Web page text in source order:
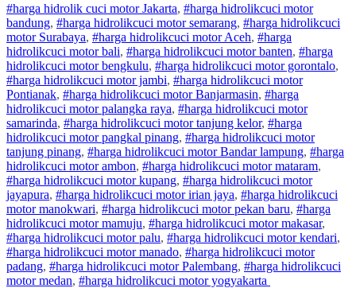
#harga hidrolik cuci motor Jakarta, #harga hidrolikcuci motor
bandung, #harga hidrolikcuci motorsemarang, #harga hidrolikcuci
motorSurabaya, #harga hidrolikcuci motorAceh, #harga
hidrolikcuci motorbali, #harga hidrolikcuci motorbanten, #harga
hidrolikcuci motorbengkulu, #harga hidrolikcuci motorgorontalo,
#harga hidrolikcuci motorjambi, #harga hidrolikcuci motor
Pontianak, #harga hidrolikcuci motorBanjarmasin, #harga
hidrolikcuci motorpalangka raya, #harga hidrolikcuci motor
samarinda, #harga hidrolikcuci motortanjung kelor, #harga
hidrolikcuci motorpangkal pinang, #harga hidrolikcuci motor
tanjung pinang, #harga hidrolikcuci motorBandar lampung, #harga
hidrolikcuci motorambon, #harga hidrolikcuci motormataram,
#harga hidrolikcuci motorkupang, #harga hidrolikcuci motor
jayapura, #harga hidrolikcuci motoririan jaya, #harga hidrolikcuci
motormanokwari, #harga hidrolikcuci motorpekan baru, #harga
hidrolikcuci motormamuju, #harga hidrolikcuci motormakasar,
#harga hidrolikcuci motorpalu, #harga hidrolikcuci motorkendari,
#harga hidrolikcuci motormanado, #harga hidrolikcuci motor
padang, #harga hidrolikcuci motorPalembang, #harga hidrolikcuci
motormedan, #harga hidrolikcuci motoryogyakarta